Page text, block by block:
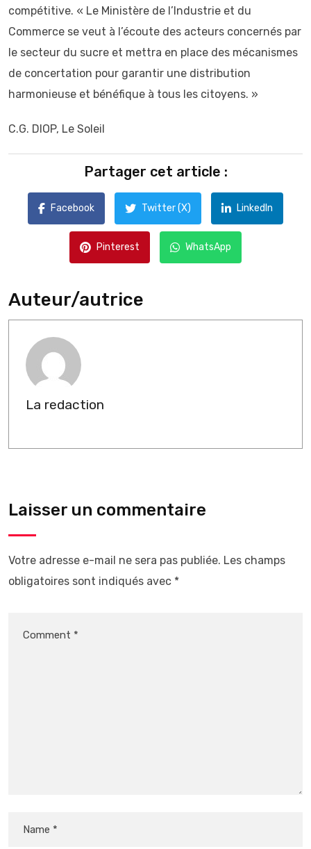
compétitive. « Le Ministère de l’Industrie et du
Commerce se veut à l’écoute des acteurs concernés par
le secteur du sucre et mettra en place des mécanismes
de concertation pour garantir une distribution
harmonieuse et bénéfique à tous les citoyens. »
C.G. DIOP, Le Soleil
Partager cet article :
Facebook Twitter (X) LinkedIn
Pinterest WhatsApp
Auteur/autrice
La redaction
Laisser un commentaire
Votre adresse e-mail ne sera pas publiée. Les champs
obligatoires sont indiqués avec *